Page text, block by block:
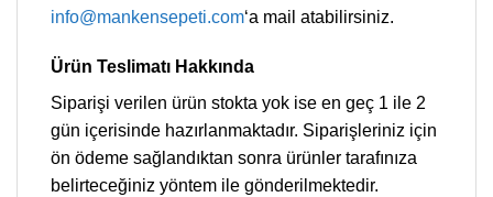
info@mankensepeti.com‘a mail atabilirsiniz.
Ürün Teslimatı Hakkında
Siparişi verilen ürün stokta yok ise en geç 1 ile 2
gün içerisinde hazırlanmaktadır. Siparişleriniz için
ön ödeme sağlandıktan sonra ürünler tarafınıza
belirteceğiniz yöntem ile gönderilmektedir.